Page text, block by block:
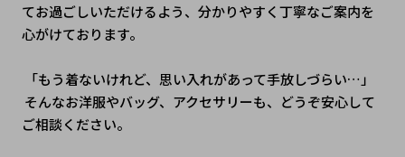
てお過ごしいただけるよう、分かりやすく丁寧なご案内を
心がけております。
「もう着ないけれど、思い入れがあって手放しづらい…」
ご相談ください。